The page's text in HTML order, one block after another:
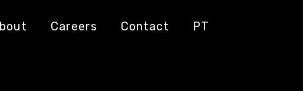
Careers Contact PT